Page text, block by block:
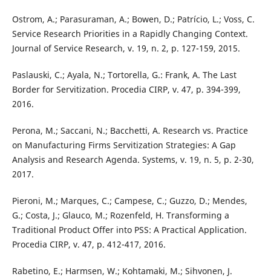
Ostrom, A.; Parasuraman, A.; Bowen, D.; Patrício, L.; Voss, C.
Service Research Priorities in a Rapidly Changing Context.
Journal of Service Research, v. 19, n. 2, p. 127-159, 2015.
Paslauski, C.; Ayala, N.; Tortorella, G.: Frank, A. The Last
Border for Servitization. Procedia CIRP, v. 47, p. 394-399,
2016.
Perona, M.; Saccani, N.; Bacchetti, A. Research vs. Practice
on Manufacturing Firms Servitization Strategies: A Gap
Analysis and Research Agenda. Systems, v. 19, n. 5, p. 2-30,
2017.
Pieroni, M.; Marques, C.; Campese, C.; Guzzo, D.; Mendes,
G.; Costa, J.; Glauco, M.; Rozenfeld, H. Transforming a
Traditional Product Offer into PSS: A Practical Application.
Procedia CIRP, v. 47, p. 412-417, 2016.
Rabetino, E.; Harmsen, W.; Kohtamaki, M.; Sihvonen, J.